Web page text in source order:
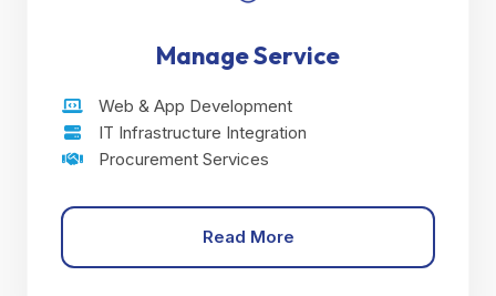
Manage Service
Web & App Development
IT Infrastructure Integration
Procurement Services
Read More